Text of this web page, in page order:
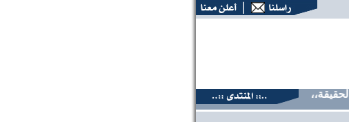
منتديات البحرين، عين على الحقيقة،، منتديات البحرين، عين على